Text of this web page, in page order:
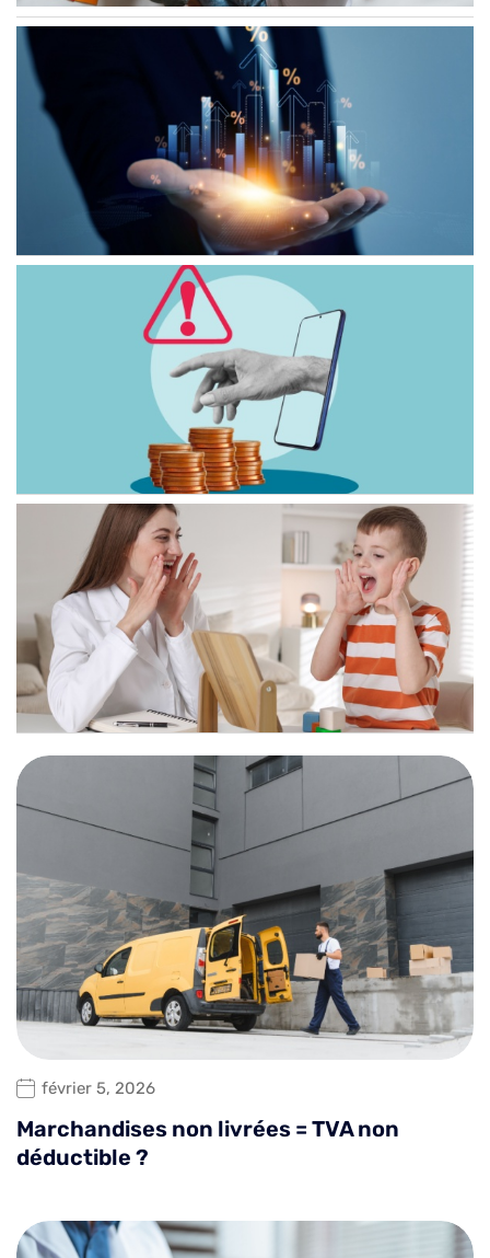
février 5, 2026
Marchandises non livrées = TVA non
déductible ?